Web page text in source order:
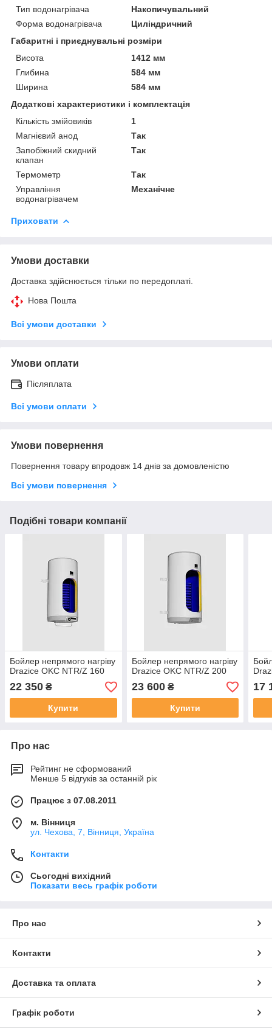
Тип водонагрівача
Накопичувальний
Форма водонагрівача
Циліндричний
Габаритні і приєднувальні розміри
Висота
1412 мм
Глибина
584 мм
Ширина
584 мм
Додаткові характеристики і комплектація
Кількість змійовиків
1
Магнієвий анод
Так
Запобіжний скидний
клапан
Так
Термометр
Так
Управління
водонагрівачем
Механічне
Приховати
Умови доставки
Доставка здійснюється тільки по передоплаті.
Нова Пошта
Всі умови доставки
Умови оплати
Післяплата
Всі умови оплати
Умови повернення
Повернення товару впродовж 14 днів за домовленістю
Всі умови повернення
Подібні товари компанії
Бойлер непрямого нагріву
Drazice OKC NTR/Z 160
22 350 ₴
Купити
Бойлер непрямого нагріву
Drazice OKC NTR/Z 200
23 600₴
Купити
17
Про нас
Рейтинг не сформований
Менше 5 відгуків за останній рік
Працює з 07.08.2011
м. Вінниця
ул. Чехова, 7, Вінниця, Україна
Контакти
Сьогодні вихідний
Показати весь графік роботи
Про нас
Контакти
Доставка та оплата
Графік роботи